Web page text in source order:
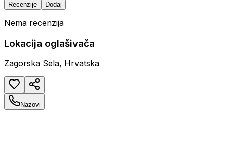
Recenzije Dodaj
Nema recenzija
Lokacija oglašivača
Zagorska Sela, Hrvatska
Nazovi